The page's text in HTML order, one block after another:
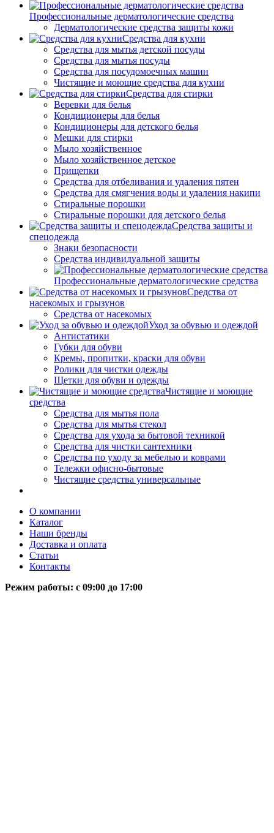
Профессиональные дерматологические средства
Дерматологические средства защиты кожи
Средства для кухни
Средства для мытья детской посуды
Средства для мытья посуды
Средства для посудомоечных машин
Чистящие и моющие средства для кухни
Средства для стирки
Веревки для белья
Кондиционеры для белья
Кондиционеры для детского белья
Мешки для стирки
Мыло хозяйственное
Мыло хозяйственное детское
Прищепки
Средства для отбеливания и удаления пятен
Средства для смягчения воды и удаления накипи
Стиральные порошки
Стиральные порошки для детского белья
Средства защиты и
спецодежда
Знаки безопасности
Средства индивидуальной защиты
Профессиональные дерматологические средства
Средства от
насекомых и грызунов
Средства от насекомых
Уход за обувью и одеждой
Антистатики
Губки для обуви
Кремы, пропитки, краски для обуви
Ролики для чистки одежды
Щетки для обуви и одежды
Чистящие и моющие
средства
Средства для мытья пола
Средства для мытья стекол
Средства для ухода за бытовой техникой
Средства для чистки сантехники
Средства по уходу за мебелью и коврами
Тележки офисно-бытовые
Чистящие средства универсальные
О компании
Каталог
Наши бренды
Доставка и оплата
Статьи
Контакты
Режим работы: c 09:00 до 17:00